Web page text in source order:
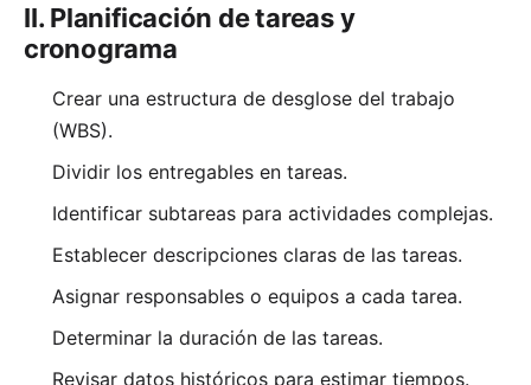
II. Planificación de tareas y
cronograma
Crear una estructura de desglose del trabajo
(WBS).
Dividir los entregables en tareas.
Identificar subtareas para actividades complejas.
Establecer descripciones claras de las tareas.
Asignar responsables o equipos a cada tarea.
Determinar la duración de las tareas.
Revisar datos históricos para estimar tiempos.